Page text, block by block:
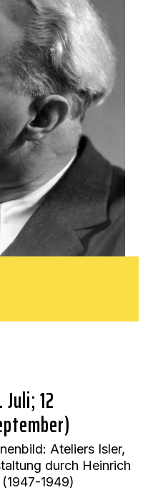
12
Ateliers Isler,
durch Heinrich
1949)